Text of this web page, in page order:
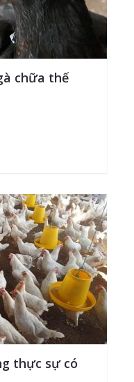
chữa thế
thực sự có